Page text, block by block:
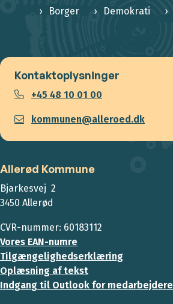
Borger Demokrati
Kontaktoplysninger
+45 48 10 01 00
kommunen@alleroed.dk
Allerød Kommune
Bjarkesvej 2
3450 Allerød
CVR-nummer: 60183112
Vores EAN-numre
Tilgængelighedserklæring
Oplæsning af tekst
Indgang til Outlook for medarbejdere